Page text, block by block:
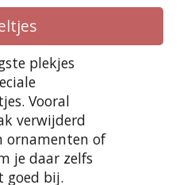
plekjes
Vooral
verwijderd
ornamenten of
je daar zelfs
goed bij.